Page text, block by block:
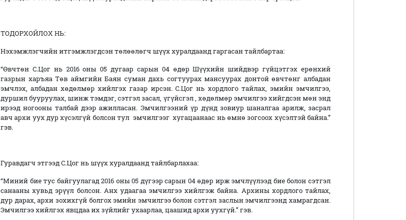
ТОДОРХОЙЛОХ НЬ:
Нэхэмжлэгчийн итгэмжлэгдсэн төлөөлөгч шүүх хуралдаанд гаргасан тайлбартаа:
“Өвчтөн С.Цог нь 2016 оны 05 дугаар сарын 04 өдөр Шүүхийн шийдвэр гүйцэтгэх ерөнхий
газрын харъяа Төв аймгийн Баян суман дахь согтуурах мансуурах донтой өвчтөнг албадан
эмчлэх, албадан хөдөлмөр хийлгэх газар ирсэн. С.Цог нь хордлого тайлах, эмийн эмчилгээ,
дуршил бууруулах, шинж тэмдэг, сэтгэл засал, үгүйсгэл , хөдөлмөр эмчилгээ хийгдсэн мөн энд
ирээд ногооны талбай дээр ажилласан. Эмчилгээний үр дүнд зовиур шаналгаа арилж, засрал
авч архи уух дур хүсэлгүй болсон тул эмчилгээг хугацаанаас нь өмнө зогсоох хүсэлтэй байна.”
гэв.
Гуравдагч этгээд С.Цог нь шүүх хуралдаанд тайлбарлахаа:
“Миний бие тус байгуулагад 2016 оны 05 дүгээр сарын 04 өдөр ирж эмчлүүлээд бие болон сэтгэл
санааны хувьд эрүүл болсон. Анх удаагаа эмчилгээ хийлгэж байна. Архины хордлого тайлах,
дур дарах, архи зохихгүй болгох эмийн эмчилгээ болон сэтгэл заслын эмчилгээнд хамрагдсан.
Эмчилгээ хийлгэх явцдаа их зүйлийг ухаарлаа, цаашид архи уухгүй.” гэв.